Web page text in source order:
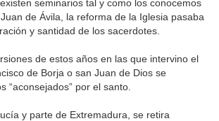
seminarios tal y como los conocemos
de Ávila, la reforma de la Iglesia pasaba
y santidad de los sacerdotes.
de estos años en las que intervino el
de Borja o san Juan de Dios se
“aconsejados” por el santo.
y parte de Extremadura, se retira